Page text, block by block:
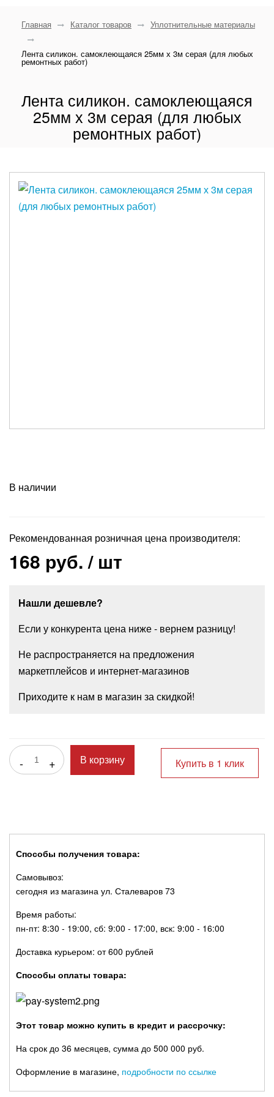
Главная Каталог товаров Уплотнительные материалы
Лента силикон. самоклеющаяся 25мм х 3м серая (для любых
ремонтных работ)
Лента силикон. самоклеющаяся
25мм х 3м серая (для любых
ремонтных работ)
В наличии
Рекомендованная розничная цена производителя:
168 руб./ шт
Нашли дешевле?
Если у конкурента цена ниже - вернем разницу!
Не распространяется на предложения
маркетплейсов и интернет-магазинов
Приходите к нам в магазин за скидкой!
- + В корзину Купить в 1 клик
Способы получения товара:
Самовывоз:
сегодня из магазина ул. Сталеваров 73
Время работы:
пн-пт: 8:30 - 19:00, сб: 9:00 - 17:00, вск: 9:00 - 16:00
Доставка курьером: от 600 рублей
Способы оплаты товара:
Этот товар можно купить в кредит и рассрочку:
На срок до 36 месяцев, сумма до 500 000 руб.
Оформление в магазине, подробности по ссылке